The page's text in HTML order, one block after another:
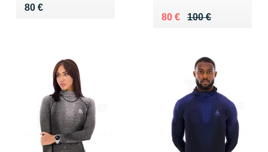
80 €
Vendu 80 €
100 €
Au lieu de 100 €
80 €
Vendu 80 €